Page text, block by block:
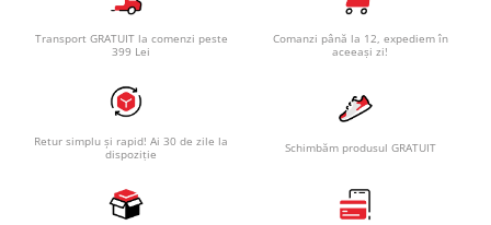
Transport GRATUIT la comenzi peste
399 Lei
Comanzi până la 12, expediem în
aceeași zi!
Retur simplu și rapid! Ai 30 de zile la
dispoziție
Schimbăm produsul GRATUIT